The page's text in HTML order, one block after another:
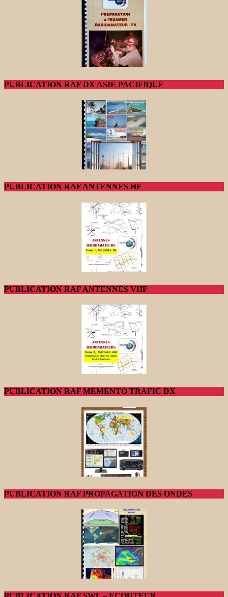
PUBLICATION RAF DX ASIE PACIFIQUE
PUBLICATION RAF ANTENNES HF
PUBLICATION RAF ANTENNES VHF
PUBLICATION RAF MEMENTO TRAFIC DX
PUBLICATION RAF PROPAGATION DES ONDES